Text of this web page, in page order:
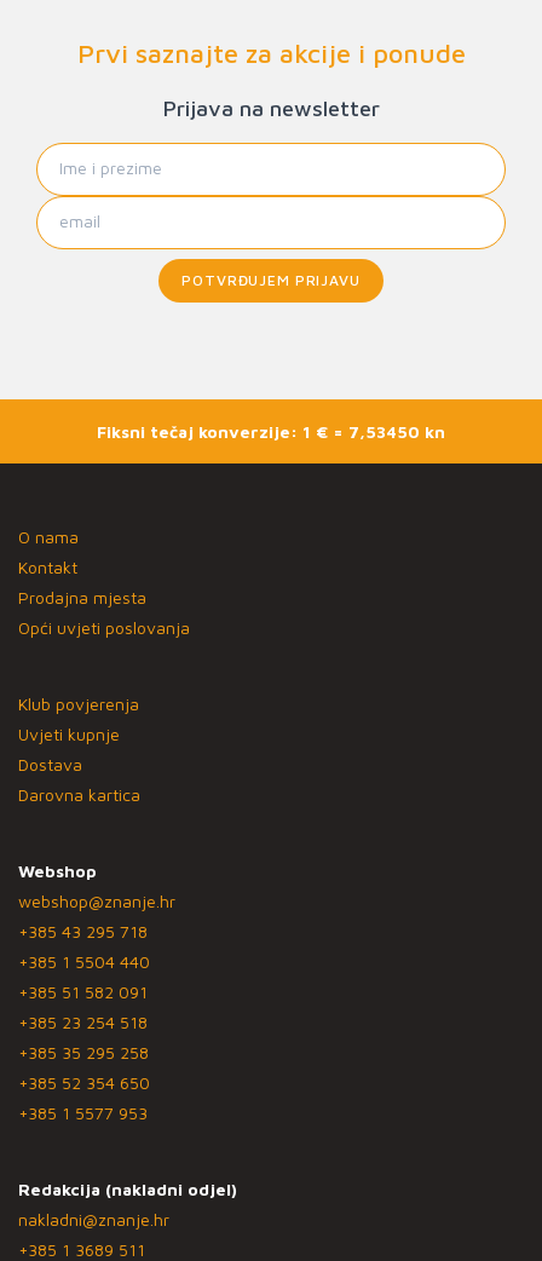
Prvi saznajte za akcije i ponude
Prijava na newsletter
POTVRĐUJEM PRIJAVU
Fiksni tečaj konverzije: 1 € = 7,53450 kn
O nama
Kontakt
Prodajna mjesta
Opći uvjeti poslovanja
Klub povjerenja
Uvjeti kupnje
Dostava
Darovna kartica
Webshop
webshop@znanje.hr
+385 43 295 718
+385 1 5504 440
+385 51 582 091
+385 23 254 518
+385 35 295 258
+385 52 354 650
+385 1 5577 953
Redakcija (nakladni odjel)
nakladni@znanje.hr
+385 1 3689 511